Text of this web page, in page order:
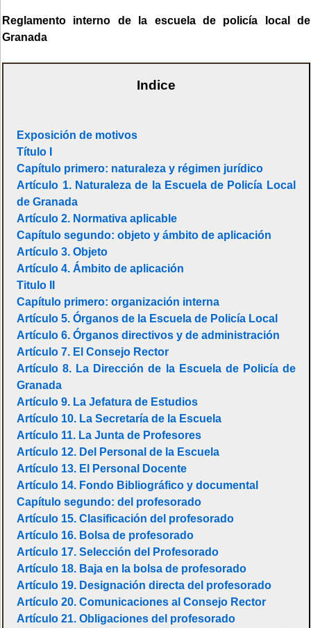
Reglamento interno de la escuela de policía local de
Granada
Indice
Exposición de motivos
Título I
Capítulo primero: naturaleza y régimen jurídico
Artículo 1. Naturaleza de la Escuela de Policía Local
de Granada
Artículo 2. Normativa aplicable
Capítulo segundo: objeto y ámbito de aplicación
Artículo 3. Objeto
Artículo 4. Ámbito de aplicación
Titulo II
Capítulo primero: organización interna
Artículo 5. Órganos de la Escuela de Policía Local
Artículo 6. Órganos directivos y de administración
Artículo 7. El Consejo Rector
Artículo 8. La Dirección de la Escuela de Policía de
Granada
Artículo 9. La Jefatura de Estudios
Artículo 10. La Secretaría de la Escuela
Artículo 11. La Junta de Profesores
Artículo 12. Del Personal de la Escuela
Artículo 13. El Personal Docente
Artículo 14. Fondo Bibliográfico y documental
Capítulo segundo: del profesorado
Artículo 15. Clasificación del profesorado
Artículo 16. Bolsa de profesorado
Artículo 17. Selección del Profesorado
Artículo 18. Baja en la bolsa de profesorado
Artículo 19. Designación directa del profesorado
Artículo 20. Comunicaciones al Consejo Rector
Artículo 21. Obligaciones del profesorado